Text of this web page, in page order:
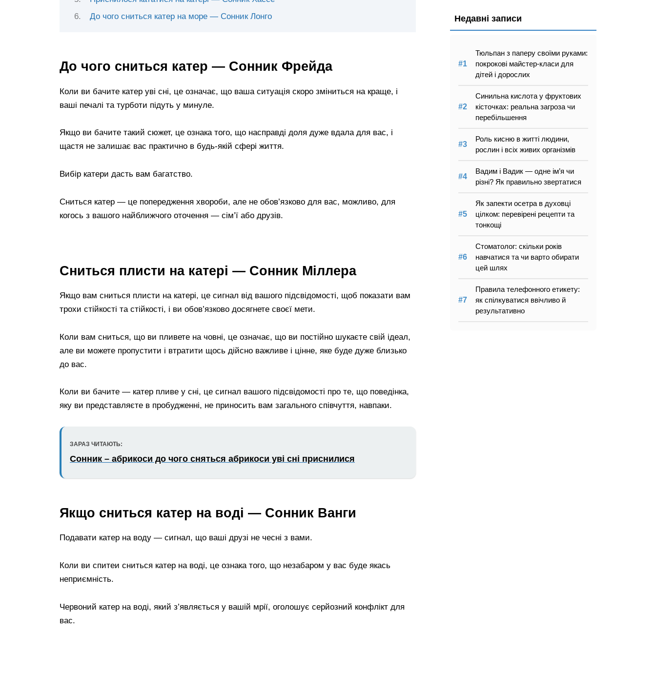
До чого сниться катер на море — Сонник Лонго
До чого сниться катер — Сонник Фрейда
Коли ви бачите катер уві сні, це означає, що ваша ситуація скоро зміниться на краще, і
ваші печалі та турботи підуть у минуле.
Якщо ви бачите такий сюжет, це ознака того, що насправді доля дуже вдала для вас, і
щастя не залишає вас практично в будь-якій сфері життя.
Вибір катери дасть вам багатство.
Сниться катер — це попередження хвороби, але не обов’язково для вас, можливо, для
когось з вашого найближчого оточення — сім’ї або друзів.
Сниться плисти на катері — Сонник Міллера
Якщо вам сниться плисти на катері, це сигнал від вашого підсвідомості, щоб показати вам
трохи стійкості та стійкості, і ви обов’язково досягнете своєї мети.
Коли вам сниться, що ви пливете на човні, це означає, що ви постійно шукаєте свій ідеал,
але ви можете пропустити і втратити щось дійсно важливе і цінне, яке буде дуже близько
до вас.
Коли ви бачите — катер пливе у сні, це сигнал вашого підсвідомості про те, що поведінка,
яку ви представляєте в пробудженні, не приносить вам загального співчуття, навпаки.
ЗАРАЗ ЧИТАЮТЬ:
Сонник – абрикоси до чого сняться абрикоси уві сні приснилися
Якщо сниться катер на воді — Сонник Ванги
Подавати катер на воду — сигнал, що ваші друзі не чесні з вами.
Коли ви спитеи сниться катер на воді, це ознака того, що незабаром у вас буде якась
неприємність.
Червоний катер на воді, який з’являється у вашій мрії, оголошує серйозний конфлікт для
вас.
Недавні записи
Тюльпан з паперу своїми руками:
покрокові майстер-класи для
дітей і дорослих
Синильна кислота у фруктових
кісточках: реальна загроза чи
перебільшення
Роль кисню в житті людини,
рослин і всіх живих організмів
Вадим і Вадик — одне ім’я чи
різні? Як правильно звертатися
Як запекти осетра в духовці
цілком: перевірені рецепти та
тонкощі
Стоматолог: скільки років
навчатися та чи варто обирати
цей шлях
Правила телефонного етикету:
як спілкуватися ввічливо й
результативно